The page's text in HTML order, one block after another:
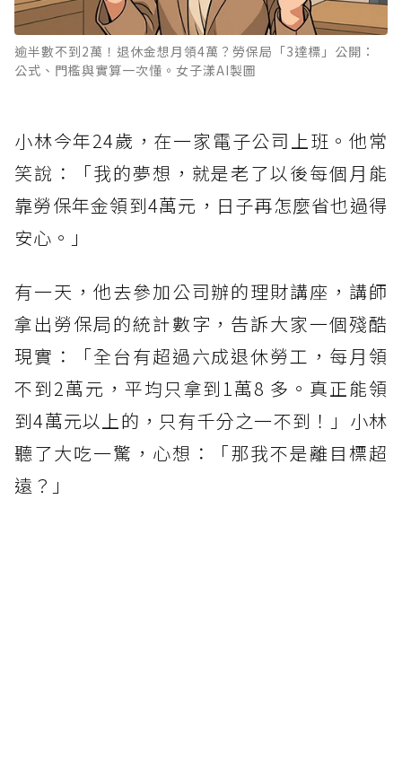
逾半數不到2萬！退休金想月領4萬？勞保局「3達標」公開：
公式、門檻與實算一次懂。女子漾AI製圖
小林今年24歲，在一家電子公司上班。他常
笑說：「我的夢想，就是老了以後每個月能
靠勞保年金領到4萬元，日子再怎麼省也過得
安心。」
有一天，他去參加公司辦的理財講座，講師
拿出勞保局的統計數字，告訴大家一個殘酷
現實：「全台有超過六成退休勞工，每月領
不到2萬元，平均只拿到1萬8 多。真正能領
到4萬元以上的，只有千分之一不到！」小林
聽了大吃一驚，心想：「那我不是離目標超
遠？」